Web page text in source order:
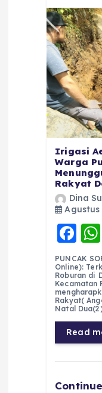
Irigasi
Warga
Rakyat
Dina
Agustus
F
a
c
e
b
o
o
k
PUNCAK
Online):
Roburan di
Kecamatan
Rakyat(
Natal
Read